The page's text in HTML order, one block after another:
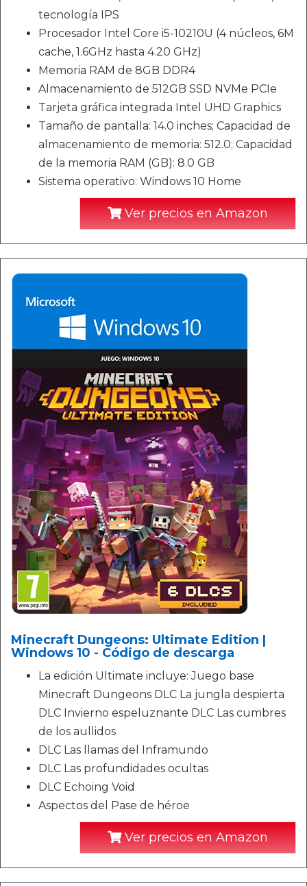
tecnología IPS
Procesador Intel Core i5-10210U (4 núcleos, 6M
cache, 1.6GHz hasta 4.20 GHz)
Memoria RAM de 8GB DDR4
Almacenamiento de 512GB SSD NVMe PCIe
Tarjeta gráfica integrada Intel UHD Graphics
Tamaño de pantalla: 14.0 inches; Capacidad de
almacenamiento de memoria: 512.0; Capacidad
de la memoria RAM (GB): 8.0 GB
Sistema operativo: Windows 10 Home
Ver precios en Amazon
Minecraft Dungeons: Ultimate Edition |
Windows 10 - Código de descarga
La edición Ultimate incluye: Juego base
Minecraft Dungeons DLC La jungla despierta
DLC Invierno espeluznante DLC Las cumbres
de los aullidos
DLC Las llamas del Inframundo
DLC Las profundidades ocultas
DLC Echoing Void
Aspectos del Pase de héroe
Ver precios en Amazon